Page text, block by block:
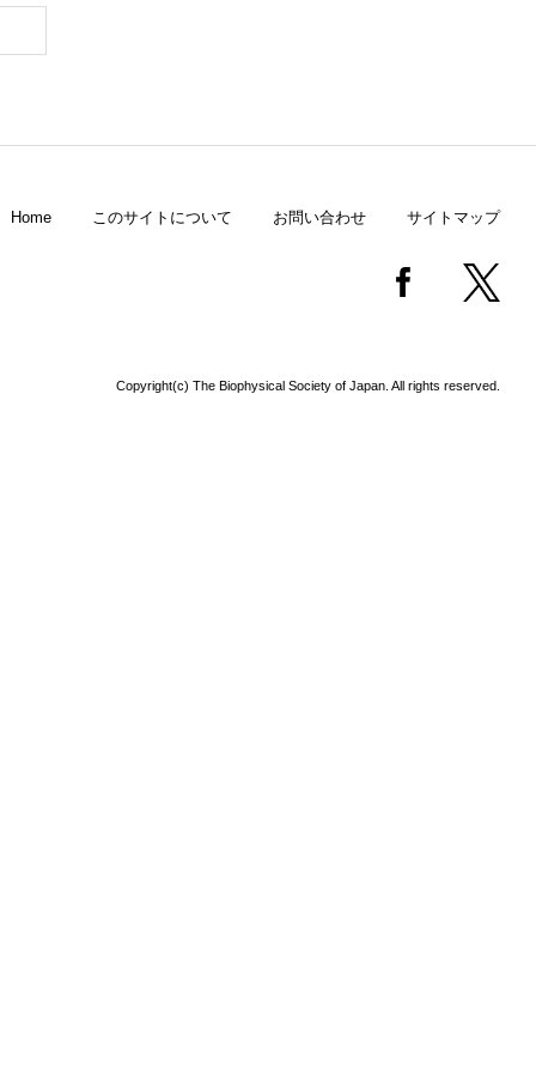
Home このサイトについて お問い合わせ サイトマップ
Copyright(c) The Biophysical Society of Japan. All rights reserved.